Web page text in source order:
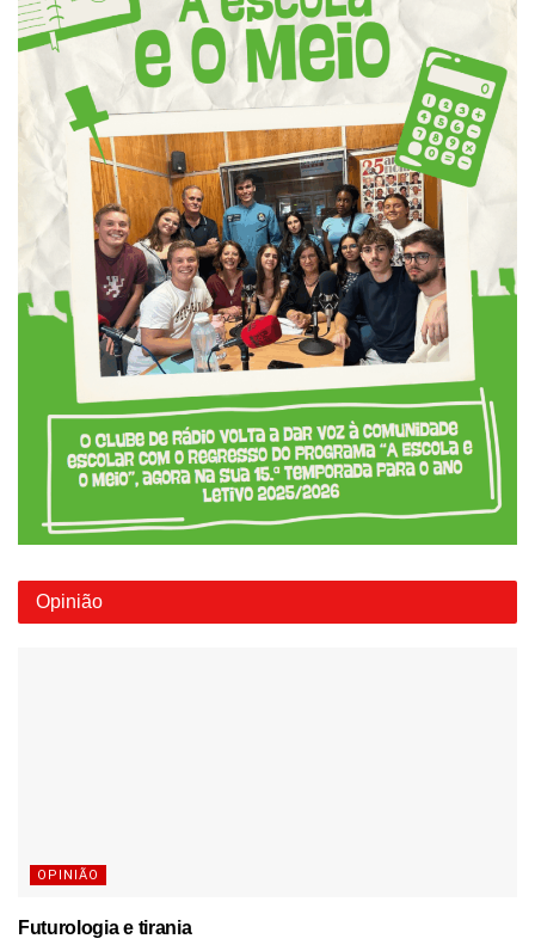
Opinião
OPINIÃO
Futurologia e tirania